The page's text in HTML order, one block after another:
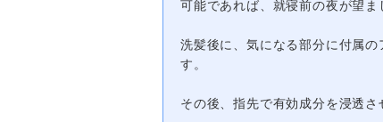
可能であれば、就寝前の夜が望ま
洗髪後に、気になる部分に付属
す。
その後、指先で有効成分を浸透さ